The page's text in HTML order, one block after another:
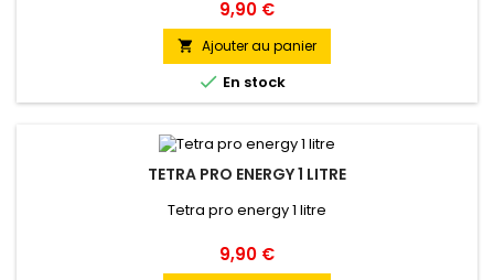
Prix
9,90 €
 Ajouter au panier
 En stock
TETRA PRO ENERGY 1 LITRE
Tetra pro energy 1 litre
Prix
9,90 €